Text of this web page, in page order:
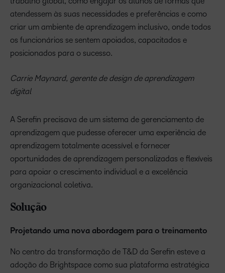
atendessem às suas necessidades e preferências e como
criar um ambiente de aprendizagem inclusivo, onde todos
os funcionários se sentem apoiados, capacitados e
posicionados para o sucesso.
Carrie Maynard, gerente de design de aprendizagem
digital
A Serefin precisava de um sistema de gerenciamento de
aprendizagem que pudesse oferecer uma experiência de
aprendizagem totalmente acessível e fornecer
oportunidades de aprendizagem personalizadas e flexíveis
para apoiar o crescimento individual e a excelência
organizacional coletiva.
Solução
Projetando uma nova abordagem para o treinamento
No centro da transformação de T&D da Serefin esteve a
adoção do Brightspace como sua plataforma estratégica